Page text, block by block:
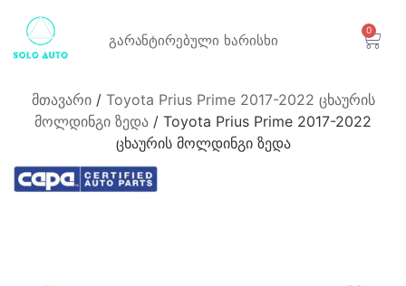
გარანტირებული ხარისხი
0
მთავარი/ Toyota Prius Prime 2017-2022 ცხაურის
მოლდინგი ზედა / Toyota Prius Prime 2017-2022
ცხაურის მოლდინგი ზედა